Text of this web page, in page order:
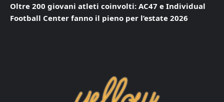
Oltre 200 giovani atleti coinvolti: AC47 e Individual
Football Center fanno il pieno per l’estate 2026